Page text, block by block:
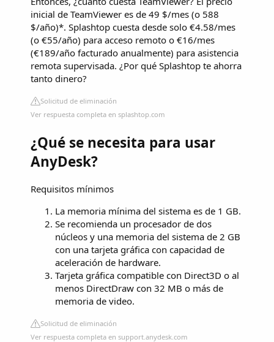
inicial de TeamViewer es de 49 $/mes (o 588
$/año)*. Splashtop cuesta desde solo €4.58/mes
(o €55/año) para acceso remoto o €16/mes
(€189/año facturado anualmente) para asistencia
remota supervisada. ¿Por qué Splashtop te ahorra
tanto dinero?
Solicitud de eliminación
Ver respuesta completa en splashtop.com
¿Qué se necesita para usar
AnyDesk?
Requisitos mínimos
La memoria mínima del sistema es de 1 GB.
Se recomienda un procesador de dos
núcleos y una memoria del sistema de 2 GB
con una tarjeta gráfica con capacidad de
aceleración de hardware.
Tarjeta gráfica compatible con Direct3D o al
menos DirectDraw con 32 MB o más de
memoria de video.
Solicitud de eliminación
Ver respuesta completa en support.anydesk.com